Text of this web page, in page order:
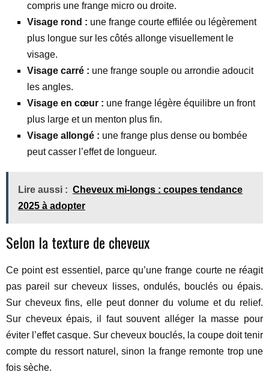
compris une frange micro ou droite.
Visage rond : une frange courte effilée ou légèrement
plus longue sur les côtés allonge visuellement le
visage.
Visage carré : une frange souple ou arrondie adoucit
les angles.
Visage en cœur : une frange légère équilibre un front
plus large et un menton plus fin.
Visage allongé : une frange plus dense ou bombée
peut casser l’effet de longueur.
Lire aussi : Cheveux mi-longs : coupes tendance
2025 à adopter
Selon la texture de cheveux
Ce point est essentiel, parce qu’une frange courte ne réagit
pas pareil sur cheveux lisses, ondulés, bouclés ou épais.
Sur cheveux fins, elle peut donner du volume et du relief.
Sur cheveux épais, il faut souvent alléger la masse pour
éviter l’effet casque. Sur cheveux bouclés, la coupe doit tenir
compte du ressort naturel, sinon la frange remonte trop une
fois sèche.